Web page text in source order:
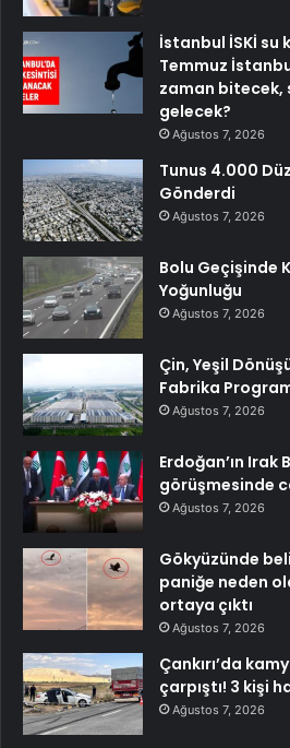
İstanbul İSKİ su
Temmuz
zaman bitecek,
gelecek?
Ağustos 7, 2026
Tunus 4.000
Gönderdi
Ağustos 7, 2026
Bolu Geçişinde
Yoğunluğu
Ağustos 7, 2026
Çin, Yeşil
Fabrika
Ağustos 7, 2026
Erdoğan’ın Irak
görüşmesinde
Ağustos 7, 2026
Gökyüzünde
paniğe neden
ortaya çıktı
Ağustos 7, 2026
Çankırı’da
çarpıştı! 3 kişi
Ağustos 7, 2026